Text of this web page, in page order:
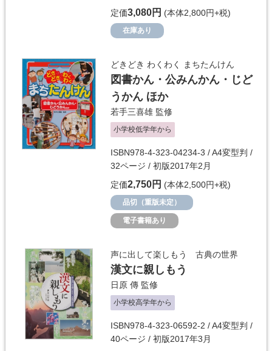
定価3,080円 (本体2,800円+税)
在庫あり
どきどき わくわく まちたんけん
図書かん・公みんかん・じど
うかん ほか
若手三喜雄 監修
小学校低学年から
ISBN978-4-323-04234-3 / A4変型判 /
32ページ / 初版2017年2月
定価2,750円 (本体2,500円+税)
品切（重版未定）
電子書籍あり
声に出して楽しもう 古典の世界
漢文に親しもう
日原 傳 監修
小学校高学年から
ISBN978-4-323-06592-2 / A4変型判 /
40ページ / 初版2017年3月